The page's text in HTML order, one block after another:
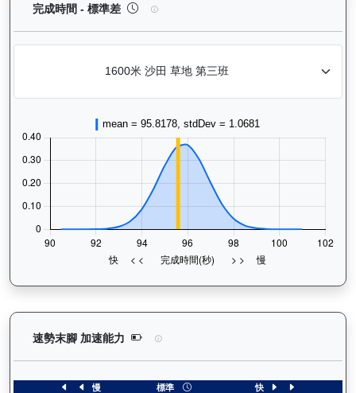
完成時間 - 標準差 有誰共鳴（J367）— 完成時間標準差
速勢末腳 加速能力 有誰共鳴（J367）— 速勢末腳加速能
慢 標準
快